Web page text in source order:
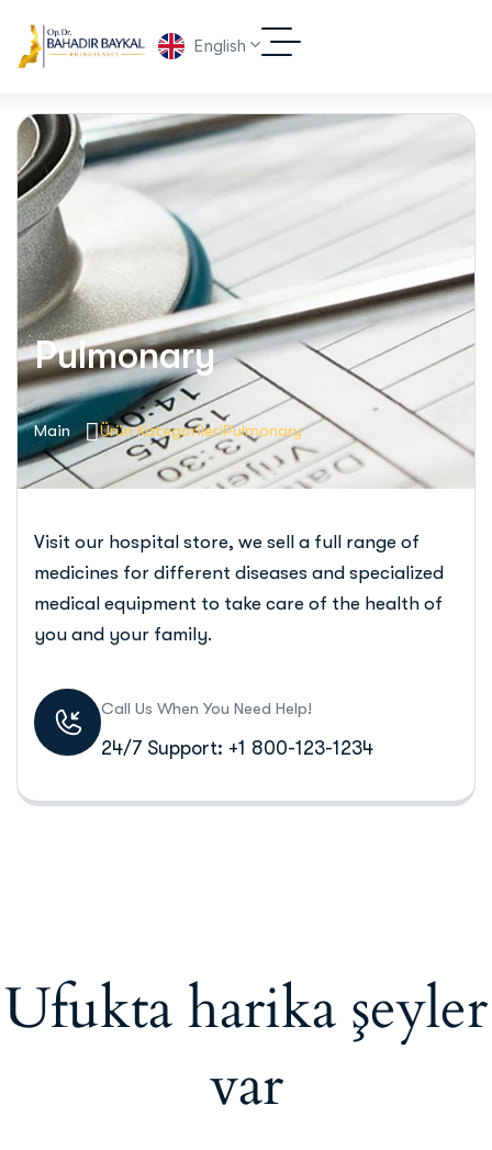
English
Pulmonary
Main Ürün KategorileriPulmonary
Visit our hospital store, we sell a full range of
medicines for different diseases and specialized
medical equipment to take care of the health of
you and your family.
Call Us When You Need Help!
24/7 Support: +1 800-123-1234
Ufukta harika şeyler
var